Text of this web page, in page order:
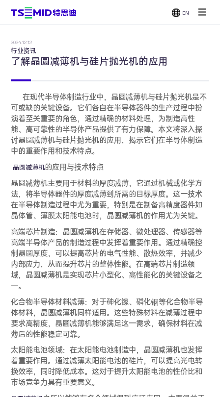
EN
贴片/刷洗
机
2024.12.12
行业资讯
了解晶圆减薄机与硅片抛光机的应用
在现代半导体制造行业中，晶圆减薄机与硅片抛光机是不
可或缺的关键设备。它们各自在半导体器件的生产过程中扮
演着至关重要的角色，通过精确的材料处理，为制造高性
能、高可靠性的半导体产品提供了有力保障。本文将深入探
讨晶圆减薄机与硅片抛光机的应用，揭示它们在半导体制造
中的重要作用和技术特点。
晶圆减薄机的应用与技术特点
晶圆减薄机主要用于材料的厚度减薄，它通过机械或化学方
法，将半导体器件的厚度减薄到所需的目标厚度。这一技术
在半导体制造过程中尤为重要，特别是在制备高精度器件如
晶体管、薄膜太阳能电池时，晶圆减薄机的作用尤为关键。
高端芯片制造：晶圆减薄机在存储器、微处理器、传感器等
高端半导体产品的制造过程中发挥着重要作用。通过精确控
制晶圆厚度，可以提高芯片的电气性能、散热效率，并减少
内部应力，从而提升芯片的整体性能。在高端芯片制造领
域，晶圆减薄机是实现芯片小型化、高性能化的关键设备之
一。
化合物半导体材料减薄：对于砷化镓、磷化铟等化合物半导
体材料，晶圆减薄机同样适用。这些特殊材料在减薄过程中
要求高精度，晶圆减薄机能够满足这一需求，确保材料在减
薄后的性能稳定可靠。
太阳能电池领域：在太阳能电池制造中，晶圆减薄机也发挥
着重要作用。通过减薄太阳能电池的硅片，可以提高光电转
换效率，同时降低成本。这对于提升太阳能电池的性价比和
市场竞争力具有重要意义。